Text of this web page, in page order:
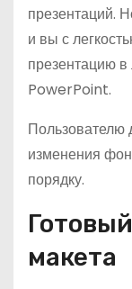
презентаций.
и вы с
презентацию
PowerPoint.
Пользователю
изменения
порядку.
макета